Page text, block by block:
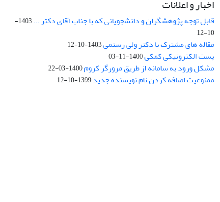
اخبار و اعلانات
قابل توجه پژوهشگران و دانشجویانی که با جناب آقای دکتر ...
1403-
10-12
مقاله های مشترک با دکتر ولی رستمی1403-10-12
پست الکترونیکی کمکی1400-11-03
مشکل ورود به سامانه از طریق مرورگر کروم1400-03-22
ممنوعیت اضافه کردن نام نویسنده جدید1399-10-12